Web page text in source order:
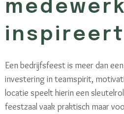
inspireert
Een bedrijfsfeest is meer dan
investering in teamspirit,
locatie speelt hierin een
feestzaal vaak praktisch maar